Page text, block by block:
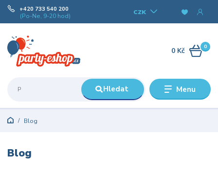
Menu
CZK
Hledat
+420 733 540 200
(Po-Ne, 9-20 hod)
0
0 Kč
Blog
Blog